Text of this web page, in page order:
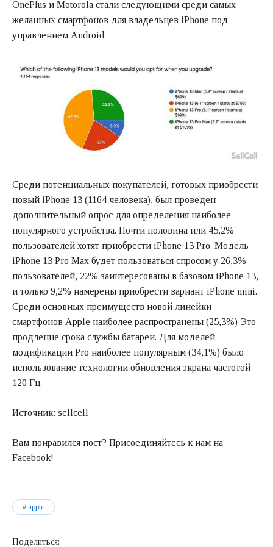
OnePlus и Motorola стали следующими среди самых
желанных смартфонов для владельцев iPhone под
управлением Android.
Среди потенциальных покупателей, готовых приобрести
новый iPhone 13 (1164 человека), был проведен
дополнительный опрос для определения наиболее
популярного устройства. Почти половина или 45,2%
пользователей хотят приобрести iPhone 13 Pro. Модель
iPhone 13 Pro Max будет пользоваться спросом у 26,3%
пользователей, 22% заинтересованы в базовом iPhone 13,
и только 9,2% намерены приобрести вариант iPhone mini.
Среди основных преимуществ новой линейки
смартфонов Apple наиболее распространены (25,3%) Это
продление срока службы батареи. Для моделей
модификации Pro наиболее популярным (34,1%) было
использование технологии обновления экрана частотой
120 Гц.
Источник: sellcell
Вам понравился пост? Присоединяйтесь к нам на
Facebook!
apple
Поделиться: